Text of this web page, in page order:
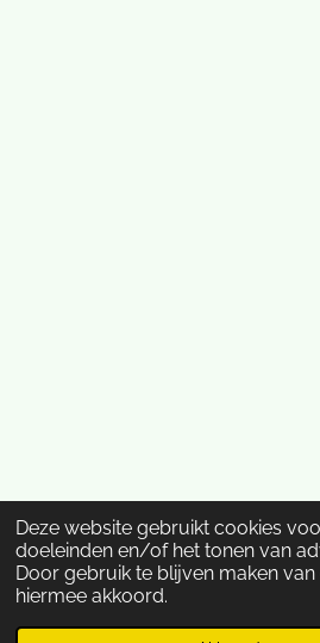
Deze website gebruikt cookies
doeleinden en/of het tonen van
Door gebruik te blijven maken
hiermee akkoord.